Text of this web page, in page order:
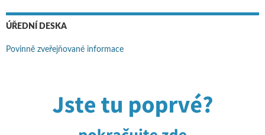
ÚŘEDNÍ DESKA
Povinně zveřejňované informace